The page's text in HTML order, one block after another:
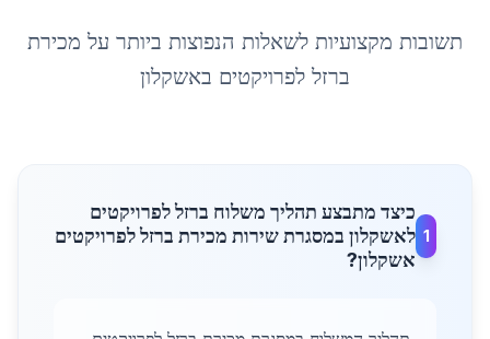
תשובות מקצועיות לשאלות הנפוצות ביותר על מכירת
ברזל לפרויקטים באשקלון
1
כיצד מתבצע תהליך משלוח ברזל לפרויקטים
לאשקלון במסגרת שירות מכירת ברזל לפרויקטים
אשקלון?